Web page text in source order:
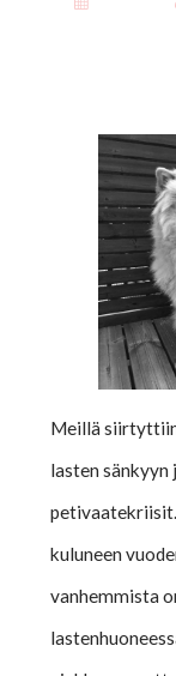
Meillä
lasten sänkyyn
kuluneen
vanhemmista